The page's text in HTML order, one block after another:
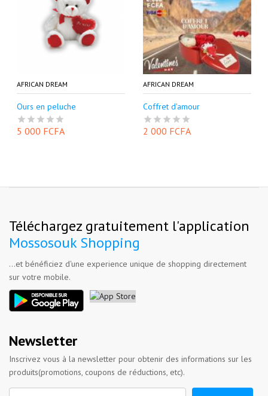
AFRICAN DREAM
Ours en peluche
5 000 FCFA
AFRICAN DREAM
Coffret d'amour
2 000 FCFA
Téléchargez gratuitement l'application
Mossosouk Shopping
...et bénéficiez d'une experience unique de shopping directement
sur votre mobile.
Newsletter
Inscrivez vous à la newsletter pour obtenir des informations sur les
produits(promotions, coupons de réductions, etc).